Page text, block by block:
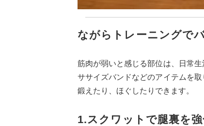
ながらトレーニングで
筋肉が弱いと感じる部位は、日常
ササイズバンドなどのアイテムを
鍛えたり、ほぐしたりできます。
1.スクワットで腿裏を